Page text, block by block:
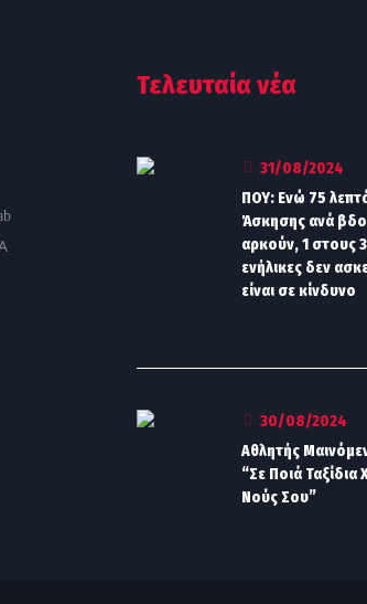
Τελευταία νέα
31/08/2024
ΠΟΥ: Ενώ 75
Άσκησης ανά
αρκούν, 1 στους 3
ενήλικες δεν
είναι σε κίνδυνο
30/08/2024
Αθλητής
“Σε Ποιά Ταξίδια
Νούς Σου”